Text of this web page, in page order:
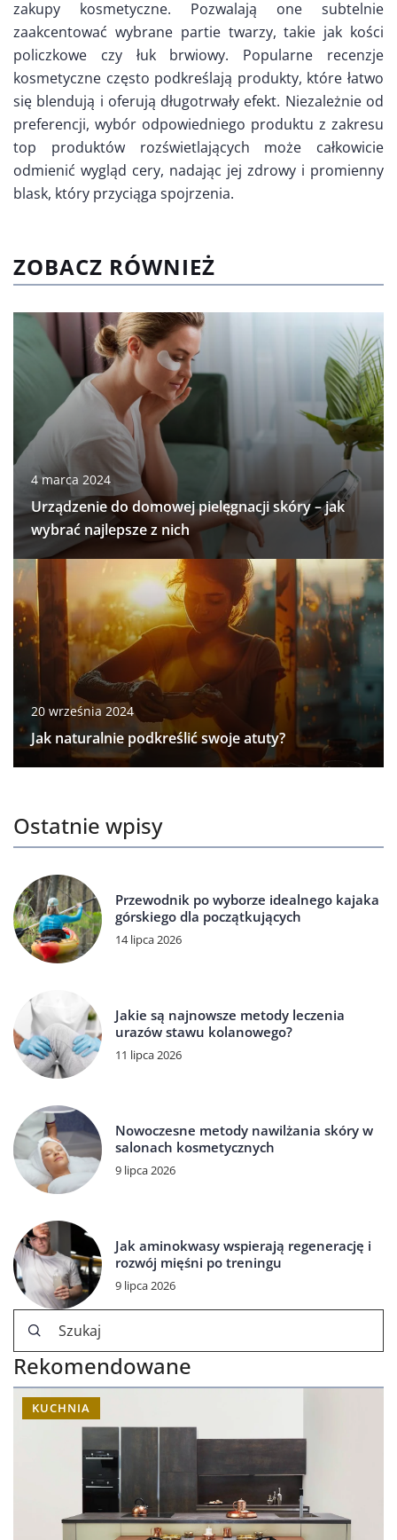
zakupy kosmetyczne. Pozwalają one subtelnie
zaakcentować wybrane partie twarzy, takie jak kości
policzkowe czy łuk brwiowy. Popularne recenzje
kosmetyczne często podkreślają produkty, które łatwo
się blendują i oferują długotrwały efekt. Niezależnie od
preferencji, wybór odpowiedniego produktu z zakresu
top produktów rozświetlających może całkowicie
odmienić wygląd cery, nadając jej zdrowy i promienny
blask, który przyciąga spojrzenia.
ZOBACZ RÓWNIEŻ
4 marca 2024
Urządzenie do domowej pielęgnacji skóry – jak
wybrać najlepsze z nich
20 września 2024
Jak naturalnie podkreślić swoje atuty?
Ostatnie wpisy
Przewodnik po wyborze idealnego kajaka
górskiego dla początkujących
14 lipca 2026
Jakie są najnowsze metody leczenia
urazów stawu kolanowego?
11 lipca 2026
Nowoczesne metody nawilżania skóry w
salonach kosmetycznych
9 lipca 2026
Jak aminokwasy wspierają regenerację i
rozwój mięśni po treningu
9 lipca 2026
Rekomendowane
KUCHNIA